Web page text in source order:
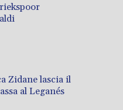
Zidane lascia il
al Leganés